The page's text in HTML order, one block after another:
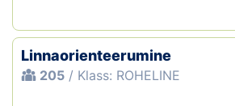
Ajalugu
Linnaorienteerumine
205 / Klass: ROHELINE